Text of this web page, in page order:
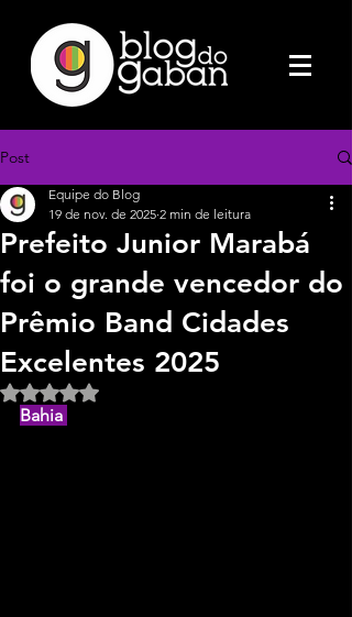
Post
Prefeito Junior Marabá
foi o grande vencedor do
Prêmio Band Cidades
Excelentes 2025
Equipe do Blog
19 de nov. de 2025 2 min de leitura
Avaliado com NaN de 5 estrelas.
Bahia